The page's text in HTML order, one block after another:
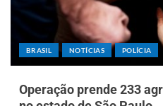
BRASIL NOTÍCIAS POLÍCIA
Operação prende 233